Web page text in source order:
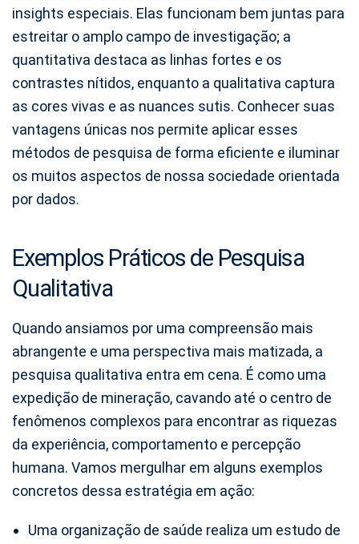
insights especiais. Elas funcionam bem juntas para
estreitar o amplo campo de investigação; a
quantitativa destaca as linhas fortes e os
contrastes nítidos, enquanto a qualitativa captura
as cores vivas e as nuances sutis. Conhecer suas
vantagens únicas nos permite aplicar esses
métodos de pesquisa de forma eficiente e iluminar
os muitos aspectos de nossa sociedade orientada
por dados.
Exemplos Práticos de Pesquisa
Qualitativa
Quando ansiamos por uma compreensão mais
abrangente e uma perspectiva mais matizada, a
pesquisa qualitativa entra em cena. É como uma
expedição de mineração, cavando até o centro de
fenômenos complexos para encontrar as riquezas
da experiência, comportamento e percepção
humana. Vamos mergulhar em alguns exemplos
concretos dessa estratégia em ação:
Uma organização de saúde realiza um estudo de